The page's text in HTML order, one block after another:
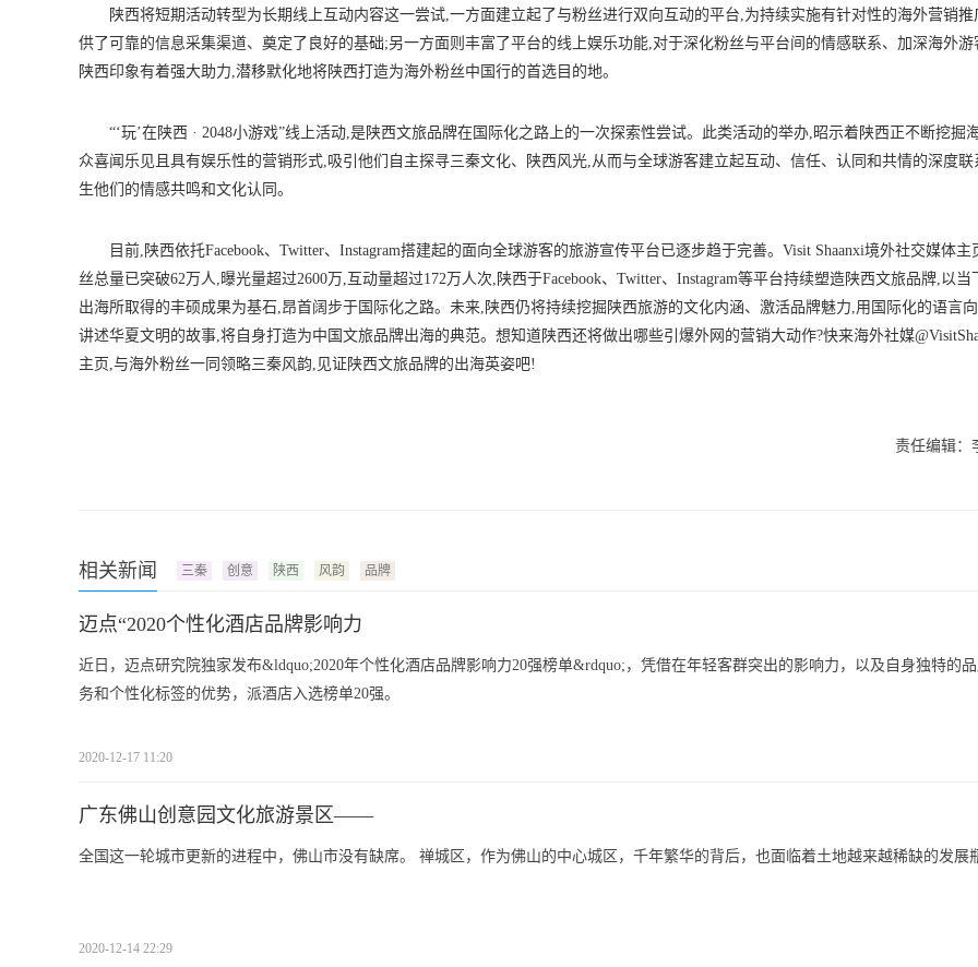
陕西将短期活动转型为长期线上互动内容这一尝试,一方面建立起了与粉丝进行双向互动的平台,为持续实施有针对性的海外营销推
供了可靠的信息采集渠道、奠定了良好的基础;另一方面则丰富了平台的线上娱乐功能,对于深化粉丝与平台间的情感联系、加深海外游
陕西印象有着强大助力,潜移默化地将陕西打造为海外粉丝中国行的首选目的地。
“‘玩’在陕西 · 2048小游戏”线上活动,是陕西文旅品牌在国际化之路上的一次探索性尝试。此类活动的举办,昭示着陕西正不断挖掘
众喜闻乐见且具有娱乐性的营销形式,吸引他们自主探寻三秦文化、陕西风光,从而与全球游客建立起互动、信任、认同和共情的深度联
生他们的情感共鸣和文化认同。
目前,陕西依托Facebook、Twitter、Instagram搭建起的面向全球游客的旅游宣传平台已逐步趋于完善。Visit Shaanxi境外社交媒体主
丝总量已突破62万人,曝光量超过2600万,互动量超过172万人次,陕西于Facebook、Twitter、Instagram等平台持续塑造陕西文旅品牌,以当
出海所取得的丰硕成果为基石,昂首阔步于国际化之路。未来,陕西仍将持续挖掘陕西旅游的文化内涵、激活品牌魅力,用国际化的语言
讲述华夏文明的故事,将自身打造为中国文旅品牌出海的典范。想知道陕西还将做出哪些引爆外网的营销大动作?快来海外社媒
主页,与海外粉丝一同领略三秦风韵,见证陕西文旅品牌的出海英姿吧!
责任编辑：
相关新闻 三秦 创意 陕西 风韵 品牌
迈点“2020个性化酒店品牌影响力
近日，迈点研究院独家发布&ldquo;2020年个性化酒店品牌影响力20强榜单&rdquo;，凭借在年轻客群突出的影响力，以及自身独特的
务和个性化标签的优势，派酒店入选榜单20强。
2020-12-17 11:20
广东佛山创意园文化旅游景区——
全国这一轮城市更新的进程中，佛山市没有缺席。 禅城区，作为佛山的中心城区，千年繁华的背后，也面临着土地越来越稀缺的发展
2020-12-14 22:29